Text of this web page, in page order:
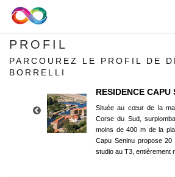
PROFIL
PARCOUREZ LE PROFIL DE
BORRELLI
RESIDENCE CAPU
Située au cœur de la
Corse du Sud,
moins de 400 m de la
Capu Seninu propose 20
studio au T3, entièrement